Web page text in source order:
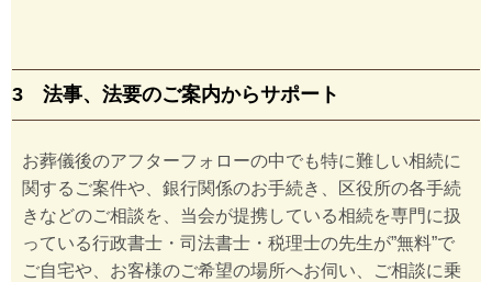
3 法事、法要のご案内からサポート
お葬儀後のアフターフォローの中でも特に難しい相続に
関するご案件や、銀行関係のお手続き、区役所の各手続
きなどのご相談を、当会が提携している相続を専門に扱
っている行政書士・司法書士・税理士の先生が”無料”で
ご自宅や、お客様のご希望の場所へお伺い、ご相談に乗